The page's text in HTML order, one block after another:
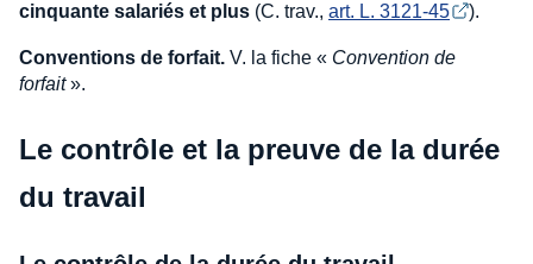
cinquante salariés et plus (C. trav., art. L. 3121-45 ).
Conventions de forfait. V. la fiche « Convention de
forfait».
Le contrôle et la preuve de la durée
du travail